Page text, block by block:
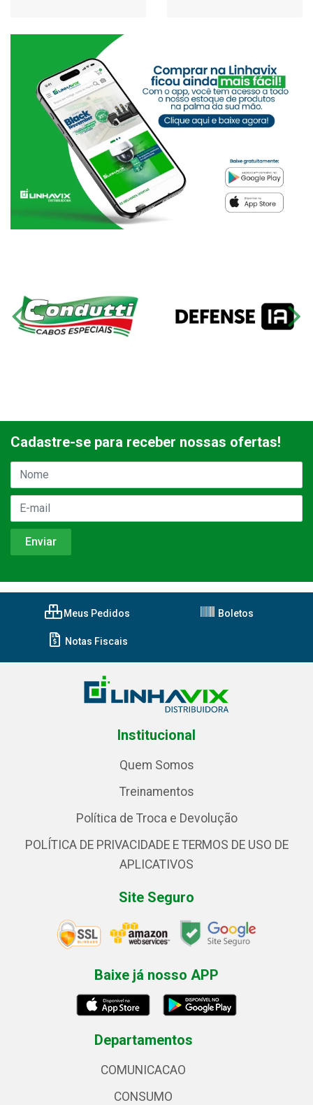
Cadastre-se para receber nossas ofertas!
Meus Pedidos Boletos
Notas Fiscais
Institucional
Quem Somos
Treinamentos
Política de Troca e Devolução
POLÍTICA DE PRIVACIDADE E TERMOS DE USO DE
APLICATIVOS
Site Seguro
Baixe já nosso APP
Departamentos
COMUNICACAO
CONSUMO